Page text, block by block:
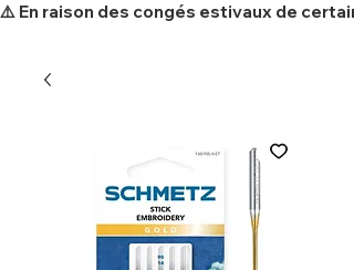
​⚠️ En raison des congés estivaux de